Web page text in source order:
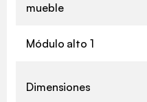
mueble
Módulo alto 1
Dimensiones